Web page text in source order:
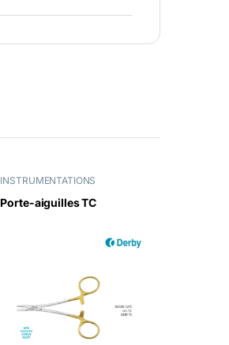
INSTRUMENTATIONS
Porte-aiguilles TC